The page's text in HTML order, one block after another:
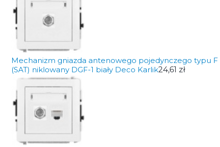
Mechanizm gniazda antenowego pojedynczego typu F
(SAT) niklowany DGF-1 biały Deco Karlik24,61 zł